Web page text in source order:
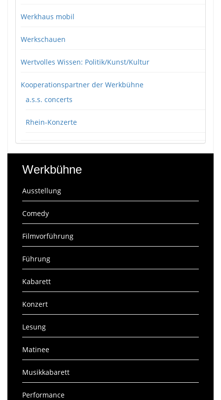
Werkhaus mobil
Werkschauen
Wertvolles Wissen: Politik/Kunst/Kultur
Kooperationspartner der Werkbühne
a.s.s. concerts
Rhein-Konzerte
Werkbühne
Ausstellung
Comedy
Filmvorführung
Führung
Kabarett
Konzert
Lesung
Matinee
Musikkabarett
Performance